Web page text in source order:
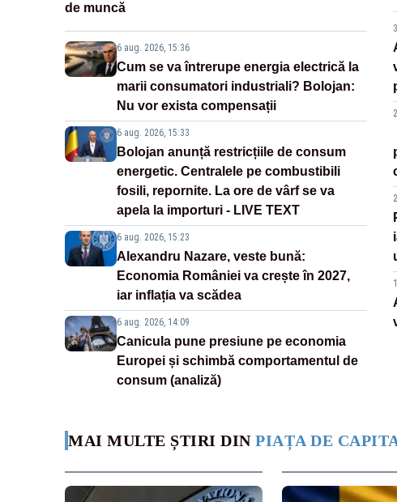
de muncă
6 aug. 2026, 15:36
Cum se va întrerupe energia electrică la
marii consumatori industriali? Bolojan:
Nu vor exista compensații
6 aug. 2026, 15:33
Bolojan anunță restricțiile de consum
energetic. Centralele pe combustibili
fosili, repornite. La ore de vârf se va
apela la importuri - LIVE TEXT
6 aug. 2026, 15:23
Alexandru Nazare, veste bună:
Economia României va crește în 2027,
iar inflația va scădea
6 aug. 2026, 14:09
Canicula pune presiune pe economia
Europei și schimbă comportamentul de
consum (analiză)
MAI MULTE ȘTIRI DIN PIAȚA DE